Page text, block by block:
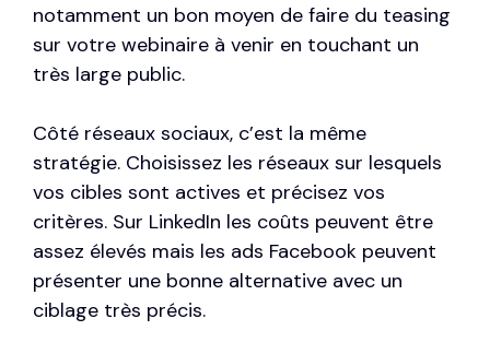
notamment un bon moyen de faire du teasing
sur votre webinaire à venir en touchant un
très large public.
Côté réseaux sociaux, c’est la même
stratégie. Choisissez les réseaux sur lesquels
vos cibles sont actives et précisez vos
critères. Sur LinkedIn les coûts peuvent être
assez élevés mais les ads Facebook peuvent
présenter une bonne alternative avec un
ciblage très précis.